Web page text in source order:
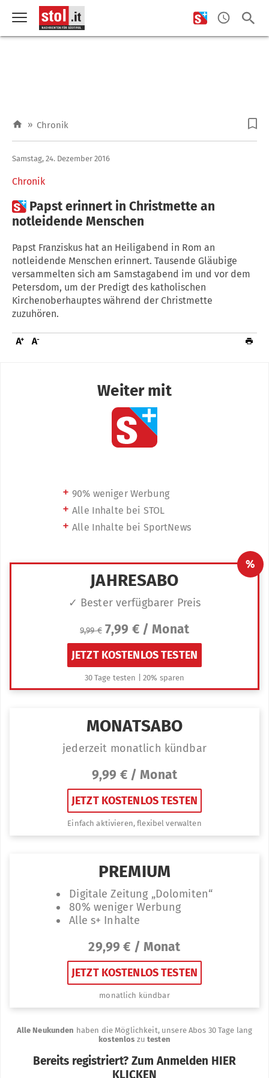
» Chronik
Chronik
Samstag, 24. Dezember 2016
 Papst erinnert in Christmette an
notleidende Menschen
Papst Franziskus hat an Heiligabend in Rom an
notleidende Menschen erinnert. Tausende Gläubige
versammelten sich am Samstagabend im und vor dem
Petersdom, um der Predigt des katholischen
Kirchenoberhauptes während der Christmette
zuzuhören.